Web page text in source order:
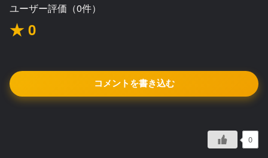
ユーザー評価（0件）
★ 0
コメントを書き込む
0